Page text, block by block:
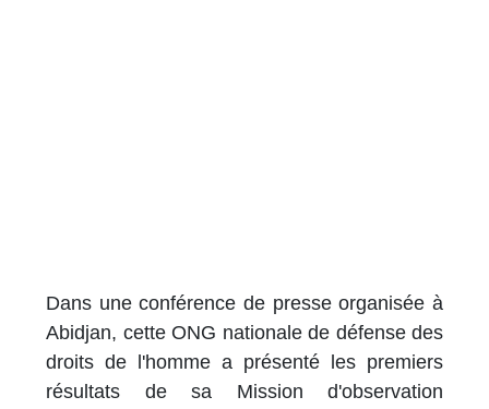
Dans une conférence de presse organisée à
Abidjan, cette ONG nationale de défense des
droits de l'homme a présenté les premiers
résultats de sa Mission d'observation